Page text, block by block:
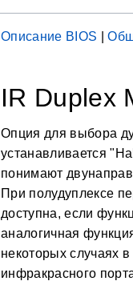
Описание BIOS |
IR Duplex
Опция для выбора
устанавливается
понимают
При полудуплексе
доступна, если
аналогичная
некоторых случаях
инфракрасного